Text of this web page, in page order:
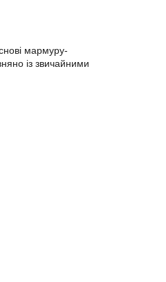
мармуру-
із звичайними